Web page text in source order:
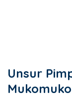
Unsur